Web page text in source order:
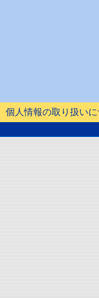
個人情報の取り扱い